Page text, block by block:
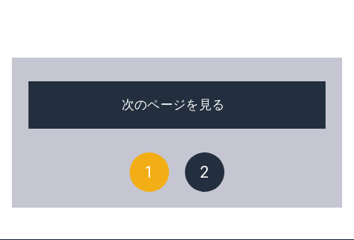
次のページを見る
1 2